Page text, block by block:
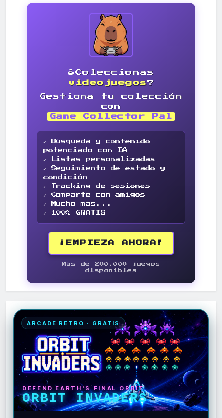
¿Coleccionas
videojuegos?
Gestiona tu colección
con
Game Collector Pal
✓ Búsqueda y contenido
potenciado con IA
✓ Listas personalizadas
✓ Seguimiento de estado y
condición
✓ Tracking de sesiones
✓ Comparte con amigos
✓ Mucho mas...
✓ 100% GRATIS
¡EMPIEZA AHORA!
Más de 200.000 juegos
disponibles
ARCADE RETRO · GRATIS
DEFEND EARTH'S FINAL ORBIT
ORBIT INVADERS